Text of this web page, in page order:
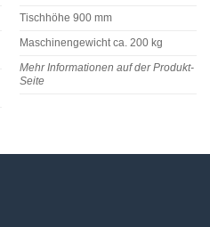
Tischhöhe 900 mm
Maschinengewicht ca. 200 kg
Mehr Informationen auf der Produkt-
Seite